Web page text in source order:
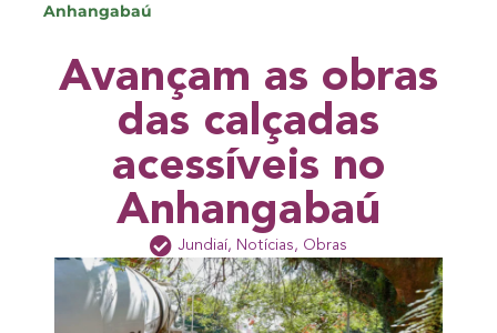
Anhangabaú
Avançam as obras
das calçadas
acessíveis no
Anhangabaú
Jundiaí, Notícias, Obras